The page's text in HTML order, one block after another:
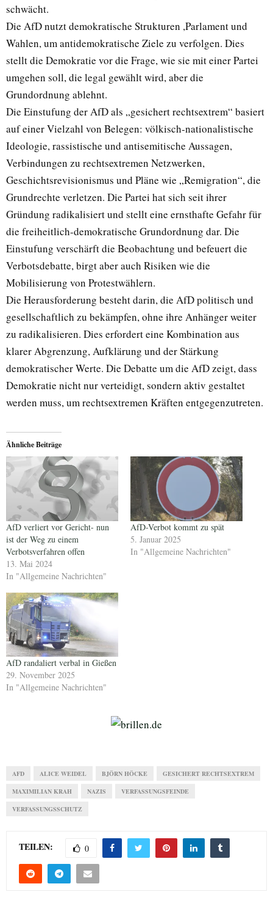
schwächt.
Die AfD nutzt demokratische Strukturen ,Parlament und
Wahlen, um antidemokratische Ziele zu verfolgen. Dies
stellt die Demokratie vor die Frage, wie sie mit einer Partei
umgehen soll, die legal gewählt wird, aber die
Grundordnung ablehnt.
Die Einstufung der AfD als „gesichert rechtsextrem“ basiert
auf einer Vielzahl von Belegen: völkisch-nationalistische
Ideologie, rassistische und antisemitische Aussagen,
Verbindungen zu rechtsextremen Netzwerken,
Geschichtsrevisionismus und Pläne wie „Remigration“, die
Grundrechte verletzen. Die Partei hat sich seit ihrer
Gründung radikalisiert und stellt eine ernsthafte Gefahr für
die freiheitlich-demokratische Grundordnung dar. Die
Einstufung verschärft die Beobachtung und befeuert die
Verbotsdebatte, birgt aber auch Risiken wie die
Mobilisierung von Protestwählern.
Die Herausforderung besteht darin, die AfD politisch und
gesellschaftlich zu bekämpfen, ohne ihre Anhänger weiter
zu radikalisieren. Dies erfordert eine Kombination aus
klarer Abgrenzung, Aufklärung und der Stärkung
demokratischer Werte. Die Debatte um die AfD zeigt, dass
Demokratie nicht nur verteidigt, sondern aktiv gestaltet
werden muss, um rechtsextremen Kräften entgegenzutreten.
Ähnliche Beiträge
AfD verliert vor Gericht- nun
ist der Weg zu einem
Verbotsverfahren offen
13. Mai 2024
In "Allgemeine Nachrichten"
AfD-Verbot kommt zu spät
5. Januar 2025
In "Allgemeine Nachrichten"
AfD randaliert verbal in Gießen
29. November 2025
In "Allgemeine Nachrichten"
AFD ALICE WEIDEL BJÖRN HÖCKE GESICHERT RECHTSEXTREM
MAXIMILIAN KRAH NAZIS VERFASSUNGSFEINDE
VERFASSUNGSSCHUTZ
TEILEN: 0